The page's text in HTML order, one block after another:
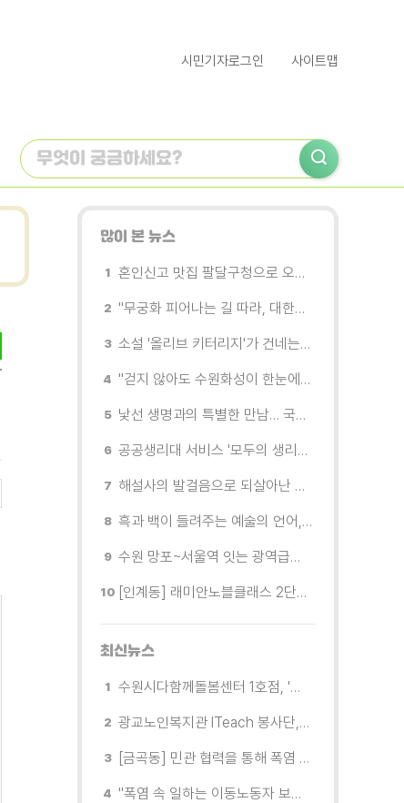
시민기자로그인 사이트맵
많이 본 뉴스
혼인신고 맛집 팔달구청으로 오세요
"무궁화 피어나는 길 따라, 대한민국을 걷는다"
소설 '올리브 키터리지'가 건네는 삶과 연민의 철학
"걷지 않아도 수원화성이 한눈에"…무장애 관광버스 '수원행차' 타보니
낯선 생명과의 특별한 만남… 국제전 《패트리샤 피치니니: 킨쉽》
공공생리대 서비스 '모두의 생리대' 시범 운영...수원시청·4개 구청 등에 지급기 설치
해설사의 발걸음으로 되살아난 수원의 독립운동 역사
흑과 백이 들려주는 예술의 언어, 수원시립미술관 소장품전《블랑 블랙 파노라마》
수원 망포~서울역 잇는 광역급행버스 M5165번, 8월 3일 개통
[인계동] 래미안노블클래스 2단지 경로당, 무더위 속 독거노인에게 '따뜻한 한 끼' 대접
최신뉴스
수원시다함께돌봄센터 1호점, '황금두꺼비 프로젝트'로 생태 감수성 높인다
광교노인복지관 ITeach 봉사단, 생성형 AI 활용 역량 강화
[금곡동] 민관 협력을 통해 폭염 속 취약계층 건강 챙겨
"폭염 속 일하는 이동노동자 보호한다" 8월에는 공휴일에도 '경기이동노동자 수원쉼터' 운영